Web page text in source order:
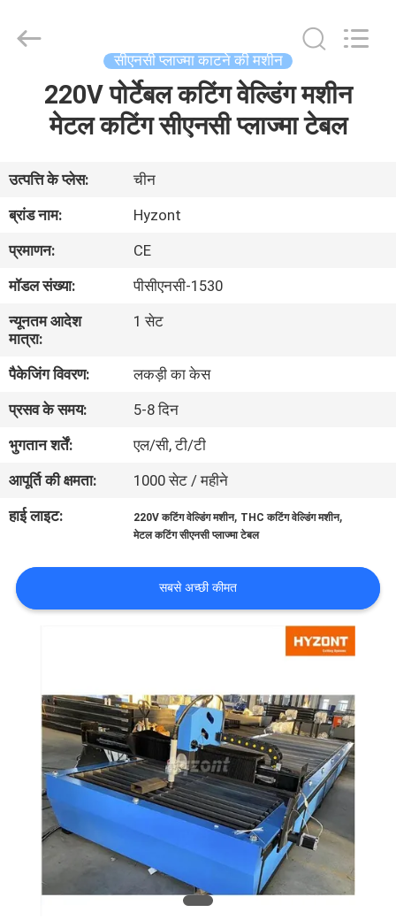
वीडियो
हमारे
बारे
में
कारखाना
भ्रमण
गुणवत्ता
नियंत्रण
एक
उद्धरण
साइटमैप
गोपनीयता
Technologies
Co.,Ltd..
सीएनसी प्लाज्मा काटने की मशीन
220V पोर्टेबल कटिंग वेल्डिंग मशीन
मेटल कटिंग सीएनसी प्लाज्मा टेबल
उत्पत्ति के प्लेस:
चीन
ब्रांड नाम:
Hyzont
प्रमाणन:
CE
मॉडल संख्या:
पीसीएनसी-1530
न्यूनतम आदेश
मात्रा:
1 सेट
पैकेजिंग विवरण:
लकड़ी का केस
प्रसव के समय:
5-8 दिन
भुगतान शर्तें:
एल/सी, टी/टी
आपूर्ति की क्षमता:
1000 सेट / महीने
हाई लाइट:
220V कटिंग वेल्डिंग मशीन, THC कटिंग वेल्डिंग मशीन,
मेटल कटिंग सीएनसी प्लाज्मा टेबल
सबसे अच्छी कीमत